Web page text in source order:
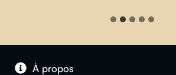
À propos